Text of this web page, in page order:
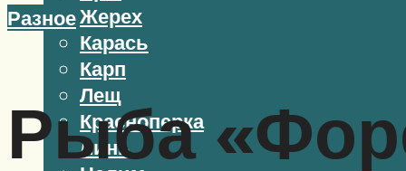
Жерех
Карась
Карп
Лещ
Красноперка
Линь
Разное
Рыба